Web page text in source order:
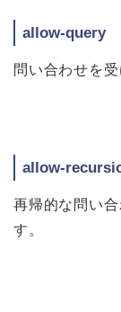
allow-query
問い合わせを
allow-
再帰的な問い
す。